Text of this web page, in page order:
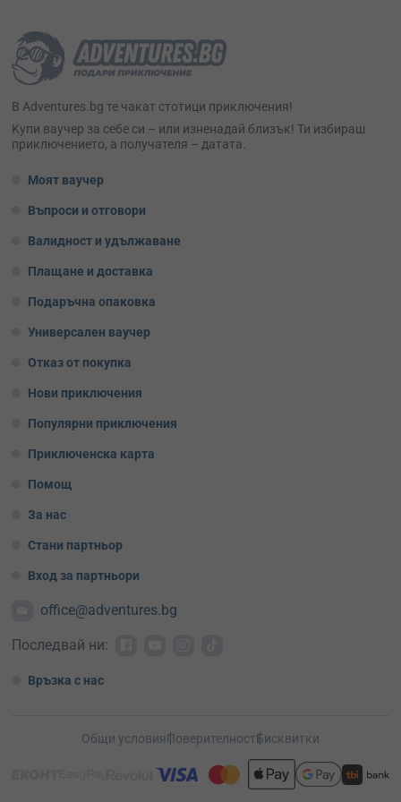
В Adventures.bg те чакат стотици приключения!
Kупи ваучер за себе си – или изненадай близък! Ти избираш
приключението, а получателя – датата.
Моят ваучер
Въпроси и отговори
Валидност и удължаване
Плащане и доставка
Подаръчна опаковка
Универсален ваучер
Отказ от покупка
Нови приключения
Популярни приключения
Приключенска карта
Помощ
За нас
Стани партньор
Вход за партньори
office@adventures.bg
Последвай ни:
Връзка с нас
Общи условияПоверителностБисквитки